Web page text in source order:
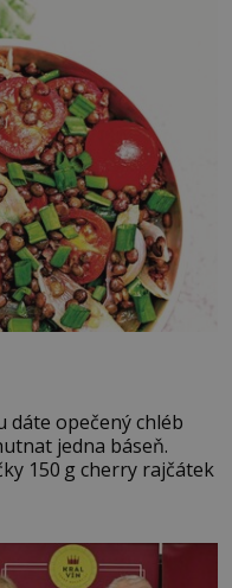
dáte opečený chléb
jedna báseň.